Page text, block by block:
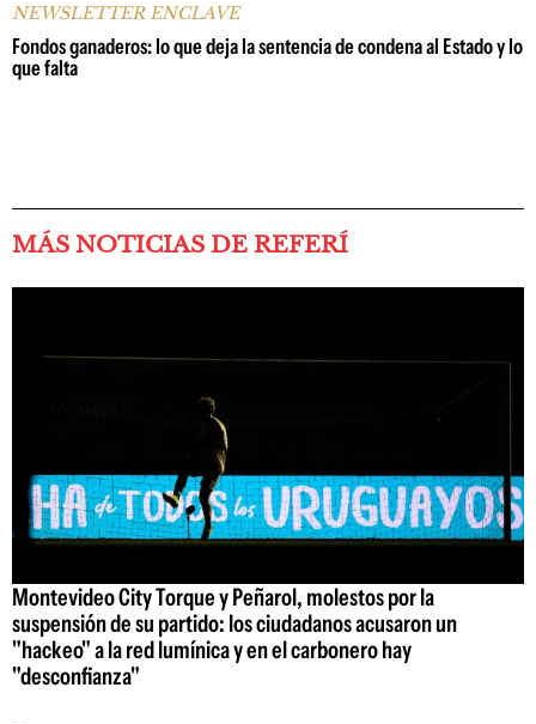
NEWSLETTER ENCLAVE
Fondos ganaderos: lo que deja la sentencia de condena al Estado y lo
que falta
MÁS NOTICIAS DE REFERÍ
Montevideo City Torque y Peñarol, molestos por la
suspensión de su partido: los ciudadanos acusaron un
"hackeo" a la red lumínica y en el carbonero hay
"desconfianza"